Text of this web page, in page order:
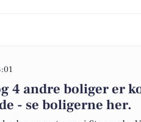
4 andre boliger er
- se boligerne her.